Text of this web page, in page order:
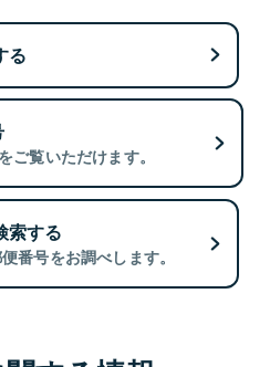
る
ご覧いただけます。
索する
番号をお調べします。